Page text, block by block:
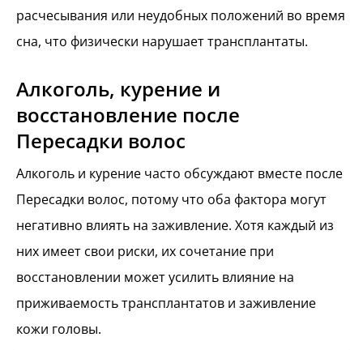
расчесывания или неудобных положений во время
сна, что физически нарушает трансплантаты.
Алкоголь, курение и
восстановление после
Пересадки волос
Алкоголь и курение часто обсуждают вместе после
Пересадки волос, потому что оба фактора могут
негативно влиять на заживление. Хотя каждый из
них имеет свои риски, их сочетание при
восстановлении может усилить влияние на
приживаемость трансплантатов и заживление
кожи головы.